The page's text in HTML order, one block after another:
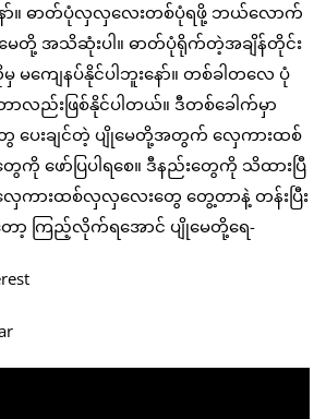
နော်။ ဓာတ်ပုံလှလှလေးတစ်ပုံရဖို့ ဘယ်လောက်
တို့ အသိဆုံးပါ။ ဓာတ်ပုံရိုက်တဲ့အချိန်တိုင်း
ကျေနပ်နိုင်ပါဘူးနော်။ တစ်ခါတလေ ပုံ
ာလည်းဖြစ်နိုင်ပါတယ်။ ဒီတစ်ခေါက်မှာ
ပေးချင်တဲ့ ပျိုမေတို့အတွက် လှေကားထစ်
ေကို ဖော်ပြပါရစေ။ ဒီနည်းတွေကို သိထားပြီ
ေကားထစ်လှလှလေးတွေ တွေ့တာနဲ့ တန်းပြီး
ော့ ကြည့်လိုက်ရအောင် ပျိုမေတို့ရေ-